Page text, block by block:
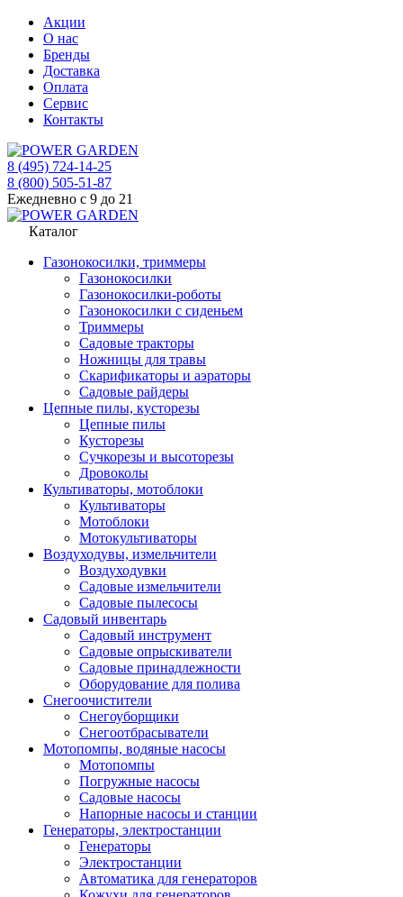
Акции
О нас
Бренды
Доставка
Оплата
Сервис
Контакты
8 (495) 724-14-25
8 (800) 505-51-87
Ежедневно с 9 до 21
Каталог
Газонокосилки, триммеры
Газонокосилки
Газонокосилки-роботы
Газонокосилки с сиденьем
Триммеры
Садовые тракторы
Ножницы для травы
Скарификаторы и аэраторы
Садовые райдеры
Цепные пилы, кусторезы
Цепные пилы
Кусторезы
Сучкорезы и высоторезы
Дровоколы
Культиваторы, мотоблоки
Культиваторы
Мотоблоки
Мотокультиваторы
Воздуходувы, измельчители
Воздуходувки
Садовые измельчители
Садовые пылесосы
Садовый инвентарь
Садовый инструмент
Садовые опрыскиватели
Садовые принадлежности
Оборудование для полива
Снегоочистители
Снегоуборщики
Снегоотбрасыватели
Мотопомпы, водяные насосы
Мотопомпы
Погружные насосы
Садовые насосы
Напорные насосы и станции
Генераторы, электростанции
Генераторы
Электростанции
Автоматика для генераторов